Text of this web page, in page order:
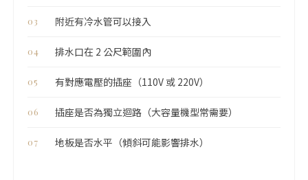
附近有冷水管可以接入
排水口在 2 公尺範圍內
有對應電壓的插座（110V 或 220V）
插座是否為獨立迴路（大容量機型常需要）
地板是否水平（傾斜可能影響排水）